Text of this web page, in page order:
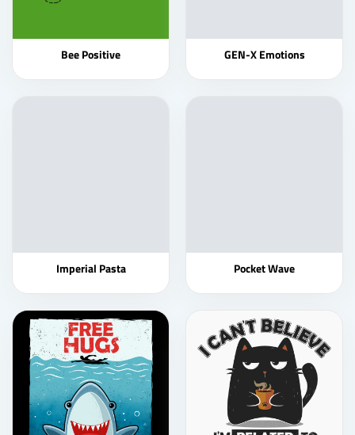
Bee Positive GEN-X Emotions
Imperial Pasta Pocket Wave